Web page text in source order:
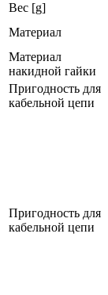
Вес [g]
Материал
Материал
накидной гайки
Пригодность для
кабельной цепи
Пригодность для
кабельной цепи